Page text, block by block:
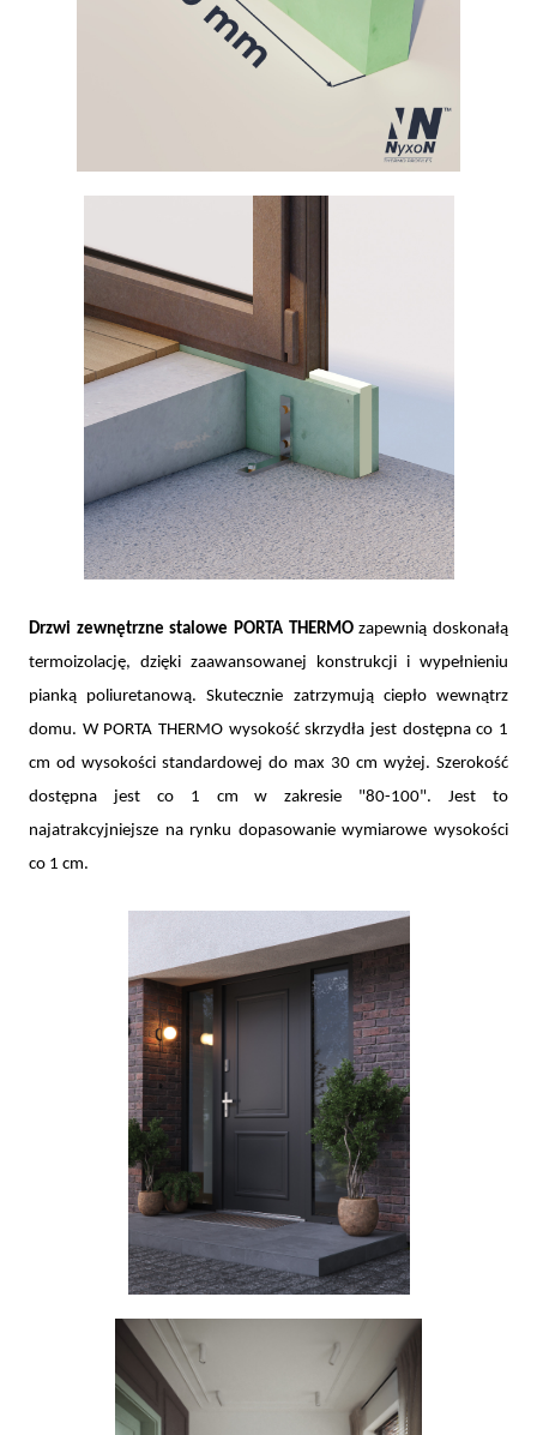
Drzwi zewnętrzne stalowe PORTA THERMOzapewnią doskonałą
termoizolację, dzięki zaawansowanej konstrukcji i wypełnieniu
pianką poliuretanową. Skutecznie zatrzymują ciepło wewnątrz
domu. W PORTA THERMO wysokość skrzydła jest dostępna co 1
cm od wysokości standardowej do max 30 cm wyżej. Szerokość
dostępna jest co 1 cm w zakresie "80-100". Jest to
najatrakcyjniejsze na rynku dopasowanie wymiarowe wysokości
co 1 cm.